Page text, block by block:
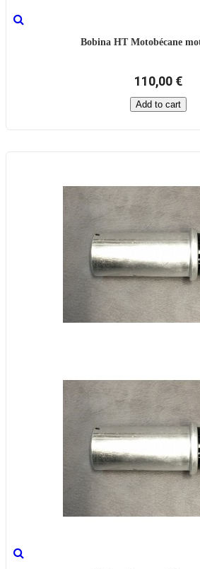
Bobina HT Motobécane
110,00 €
Add to cart